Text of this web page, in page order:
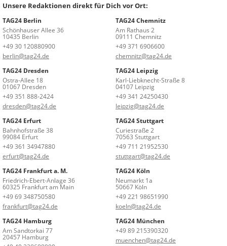
Unsere Redaktionen direkt für Dich vor Ort:
TAG24 Berlin
Schönhauser Allee 36
10435 Berlin
+49 30 120880900
berlin@tag24.de
TAG24 Chemnitz
Am Rathaus 2
09111 Chemnitz
+49 371 6906600
chemnitz@tag24.de
TAG24 Dresden
Ostra-Allee 18
01067 Dresden
+49 351 888-2424
dresden@tag24.de
TAG24 Leipzig
Karl-Liebknecht-Straße 8
04107 Leipzig
+49 341 24250430
leipzig@tag24.de
TAG24 Erfurt
Bahnhofstraße 38
99084 Erfurt
+49 361 34947880
erfurt@tag24.de
TAG24 Stuttgart
Curiestraße 2
70563 Stuttgart
+49 711 21952530
stuttgart@tag24.de
TAG24 Frankfurt a. M.
Friedrich-Ebert-Anlage 36
60325 Frankfurt am Main
+49 69 348750580
frankfurt@tag24.de
TAG24 Köln
Neumarkt 1a
50667 Köln
+49 221 98651990
koeln@tag24.de
TAG24 Hamburg
Am Sandtorkai 77
20457 Hamburg
TAG24 München
+49 89 215390320
muenchen@tag24.de